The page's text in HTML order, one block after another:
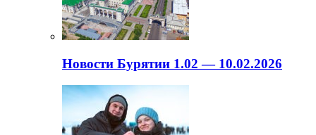
Новости Бурятии 1.02 — 10.02.2026